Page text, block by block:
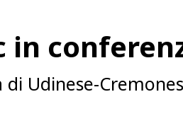
in
Udinese-